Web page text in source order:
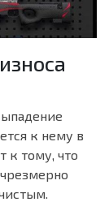
к нему в
к тому, что